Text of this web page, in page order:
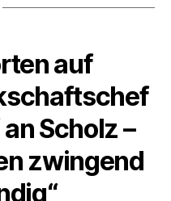
auf
Scholz –
zwingend